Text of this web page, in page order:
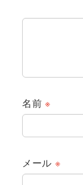
名前※
メール ※